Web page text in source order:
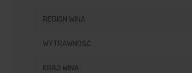
REGION WINA
WYTRAWNOŚĆ
KRAJ WINA